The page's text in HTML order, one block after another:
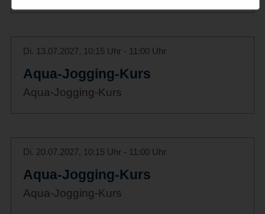
Di. 13.07.2027, 10:15 Uhr - 11:00 Uhr
Aqua-Jogging-Kurs
Aqua-Jogging-Kurs
Di. 20.07.2027, 10:15 Uhr - 11:00 Uhr
Aqua-Jogging-Kurs
Aqua-Jogging-Kurs